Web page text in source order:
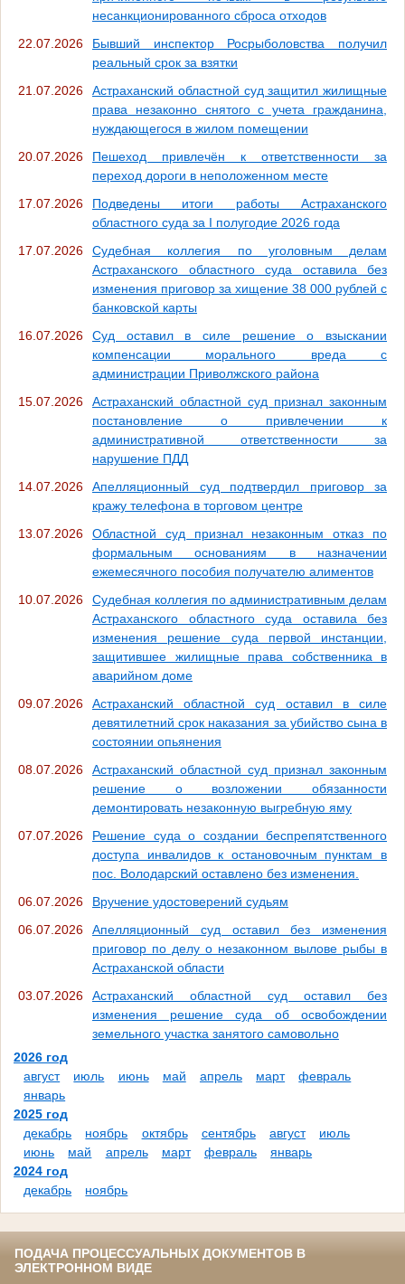
несанкционированного сброса отходов
22.07.2026
Бывший инспектор Росрыболовства получил
реальный срок за взятки
21.07.2026
Астраханский областной суд защитил жилищные
права незаконно снятого с учета гражданина,
нуждающегося в жилом помещении
20.07.2026
Пешеход привлечён к ответственности за
переход дороги в неположенном месте
17.07.2026
Подведены итоги работы Астраханского
областного суда за I полугодие 2026 года
17.07.2026
Судебная коллегия по уголовным делам
Астраханского областного суда оставила без
изменения приговор за хищение 38 000 рублей с
банковской карты
16.07.2026
Суд оставил в силе решение о взыскании
компенсации морального вреда с
администрации Приволжского района
15.07.2026
Астраханский областной суд признал законным
постановление о привлечении к
административной ответственности за
нарушение ПДД
14.07.2026
Апелляционный суд подтвердил приговор за
кражу телефона в торговом центре
13.07.2026
Областной суд признал незаконным отказ по
формальным основаниям в назначении
ежемесячного пособия получателю алиментов
10.07.2026
Судебная коллегия по административным делам
Астраханского областного суда оставила без
изменения решение суда первой инстанции,
защитившее жилищные права собственника в
аварийном доме
09.07.2026
Астраханский областной суд оставил в силе
девятилетний срок наказания за убийство сына в
состоянии опьянения
08.07.2026
Астраханский областной суд признал законным
решение о возложении обязанности
демонтировать незаконную выгребную яму
07.07.2026
Решение суда о создании беспрепятственного
доступа инвалидов к остановочным пунктам в
пос. Володарский оставлено без изменения.
06.07.2026
Вручение удостоверений судьям
06.07.2026
Апелляционный суд оставил без изменения
приговор по делу о незаконном вылове рыбы в
Астраханской области
03.07.2026
Астраханский областной суд оставил без
изменения решение суда об освобождении
земельного участка занятого самовольно
2026 год
август
июль июнь май апрель март
февраль
январь
2025 год
декабрь
ноябрь октябрь сентябрь август
июль
июнь
май апрель март февраль
январь
2024 год
декабрь
ноябрь
ПОДАЧА ПРОЦЕССУАЛЬНЫХ ДОКУМЕНТОВ В
ЭЛЕКТРОННОМ ВИДЕ